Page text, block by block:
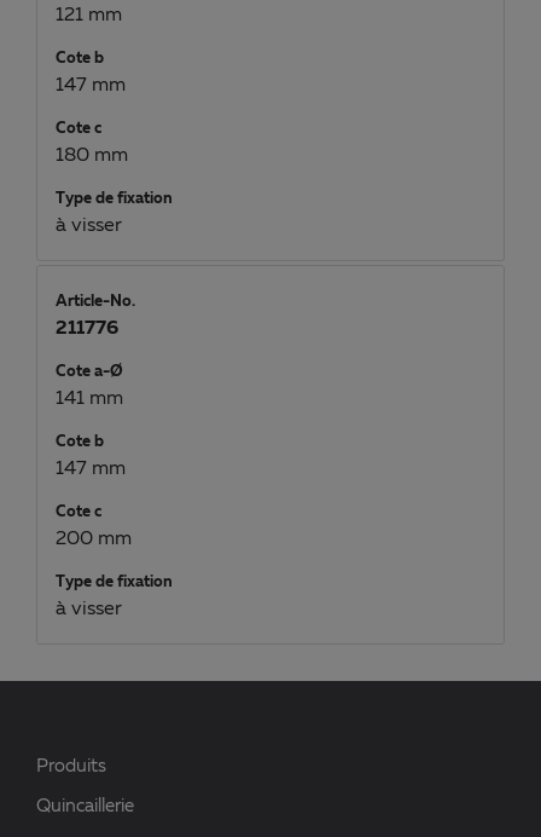
121 mm
Cote b
147 mm
Cote c
180 mm
Type de fixation
à visser
Article-No.
211776
Cote a-Ø
141 mm
Cote b
147 mm
Cote c
200 mm
Type de fixation
à visser
Produits
Quincaillerie